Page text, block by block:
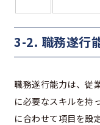
3-2. 職務遂行
職務遂行能力は、従
に必要なスキルを持
に合わせて項目を設